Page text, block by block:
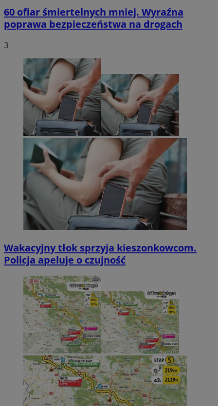
60 ofiar śmiertelnych mniej. Wyraźna
poprawa bezpieczeństwa na drogach
3
Wakacyjny tłok sprzyja kieszonkowcom.
Policja apeluje o czujność